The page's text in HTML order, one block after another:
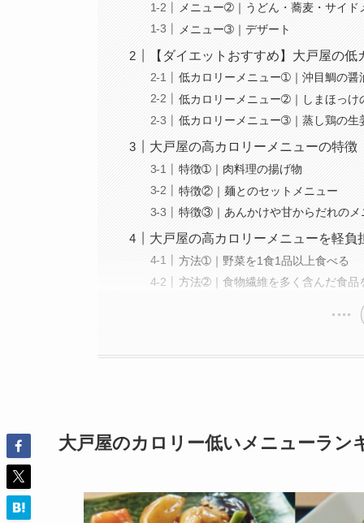
メニュー➁｜うどん・蕎麦・サイド
メニュー➂｜デザート
【ダイエットおすすめ】大戸屋の
低カロリーメニュー➀｜沖目鯛の醤
低カロリーメニュー➁｜しまほっけ
低カロリーメニュー➂｜蒸し鶏の生
大戸屋の高カロリーメニューの特徴
特徴➀｜肉料理の揚げ物
特徴②｜麺とのセットメニュー
特徴③｜あんかけや甘からだれのメ
大戸屋の高カロリーメニューを軽負
方法➀｜野菜を1食1品以上食べる
方法➁｜食物繊維を多く含んだ食品
大戸屋のカロリー低いメニューラン